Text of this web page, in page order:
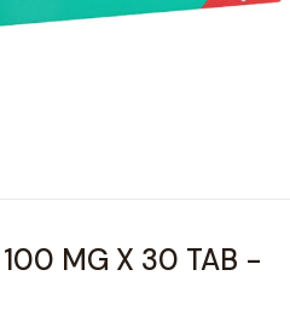
100 MG X 30 TAB -